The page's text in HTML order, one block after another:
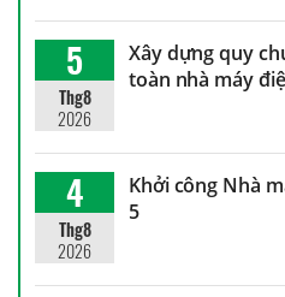
5
Thg8
2026
Xây dựng quy
toàn nhà máy
4
Thg8
2026
Khởi công Nhà
5